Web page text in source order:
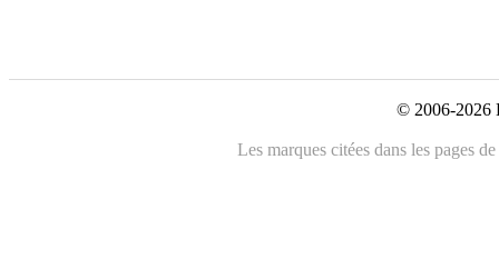
© 2006-2026
Les marques citées dans les pages